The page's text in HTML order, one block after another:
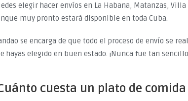
elegir hacer envíos en La Habana, Matanzas,
muy pronto estará disponible en toda Cuba.
se encarga de que todo el proceso de envío se
hayas elegido en buen estado. ¡Nunca fue tan
cuesta un plato de comida